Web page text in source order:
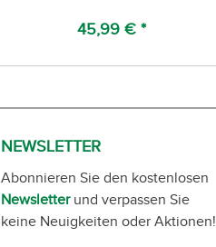
45,99 € *
NEWSLETTER
Abonnieren Sie den kostenlosen
Newsletterund verpassen Sie
keine Neuigkeiten oder Aktionen!